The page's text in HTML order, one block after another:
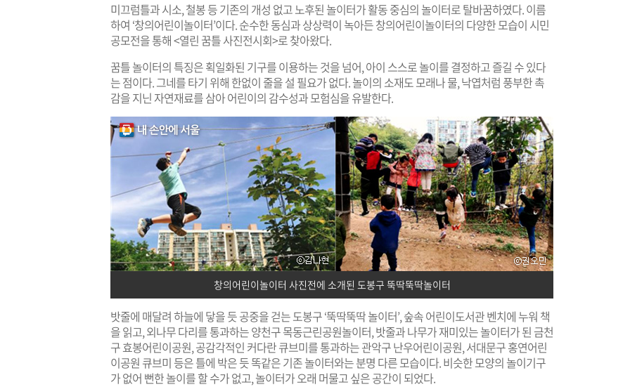
미끄럼틀과 시소, 철봉 등 기존의 개성 없고 노후된 놀이터가 활동 중심의 놀이터로 탈바꿈하였다. 이름
하여 ‘창의어린이놀이터’이다. 순수한 동심과 상상력이 녹아든 창의어린이놀이터의 다양한 모습이 시민
공모전을 통해 <열린 꿈틀 사진전시회>로 찾아왔다.
꿈틀 놀이터의 특징은 획일화된 기구를 이용하는 것을 넘어, 아이 스스로 놀이를 결정하고 즐길 수 있다
는 점이다. 그네를 타기 위해 한없이 줄을 설 필요가 없다. 놀이의 소재도 모래나 물, 낙엽처럼 풍부한 촉
감을 지닌 자연재료를 삼아 어린이의 감수성과 모험심을 유발한다.
창의어린이놀이터 사진전에 소개된 도봉구 뚝딱뚝딱놀이터
밧줄에 매달려 하늘에 닿을 듯 공중을 걷는 도봉구 ‘뚝딱뚝딱 놀이터’, 숲속 어린이도서관 벤치에 누워 책
을 읽고, 외나무 다리를 통과하는 양천구 목동근린공원놀이터, 밧줄과 나무가 재미있는 놀이터가 된 금천
구 효봉어린이공원, 공감각적인 커다란 큐브미를 통과하는 관악구 난우어린이공원, 서대문구 홍연어린
이공원 큐브미 등은 틀에 박은 듯 똑같은 기존 놀이터와는 분명 다른 모습이다. 비슷한 모양의 놀이기구
가 없어 뻔한 놀이를 할 수가 없고, 놀이터가 오래 머물고 싶은 공간이 되었다.